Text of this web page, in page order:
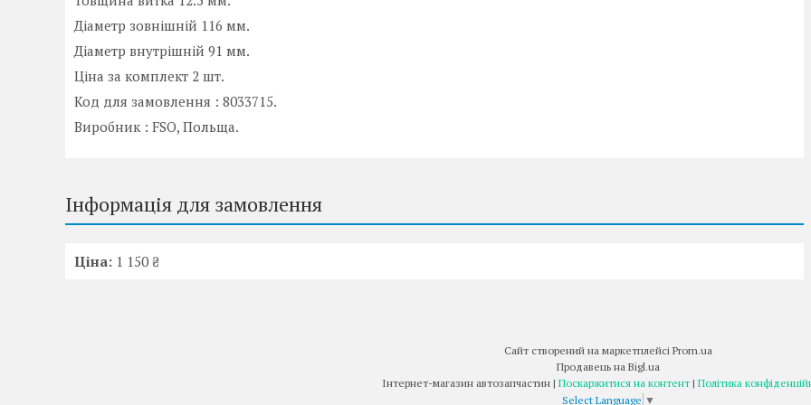
Діаметр зовнішній 116 мм.
Діаметр внутрішній 91 мм.
Ціна за комплект 2 шт.
Код для замовлення : 8033715.
Виробник : FSO, Польща.
Інформація для замовлення
Ціна: 1 150 ₴
Сайт створений на маркетплейсі Prom.ua
Продавець на Bigl.ua
Інтернет-магазин автозапчастин | Поскаржитися на контент | Політика
Select Language ▼